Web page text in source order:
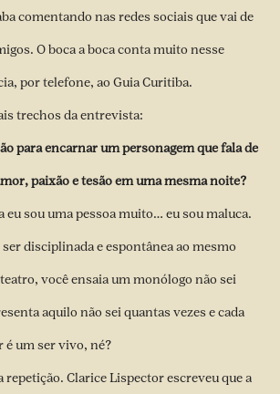
comentando nas redes sociais que vai de
O boca a boca conta muito nesse
por telefone, ao Guia Curitiba.
trechos da entrevista:
para encarnar um personagem que fala de
paixão e tesão em uma mesma noite?
eu sou uma pessoa muito… eu sou maluca.
disciplinada e espontânea ao mesmo
você ensaia um monólogo não sei
aquilo não sei quantas vezes e cada
é um ser vivo, né?
repetição. Clarice Lispector escreveu que a